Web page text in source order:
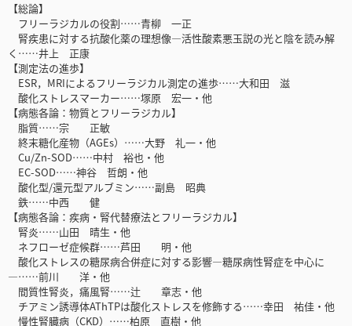
【総論】
フリーラジカルの役割……青柳 一正
腎疾患に対する抗酸化薬の理想像―活性酸素悪玉説の光と陰を読み解
く……井上 正康
【測定法の進歩】
ESR，MRIによるフリーラジカル測定の進歩……大和田 滋
酸化ストレスマーカー……塚原 宏一・他
【病態各論：物質とフリーラジカル】
脂質……宗 正敏
終末糖化産物（AGEs）……大野 礼一・他
Cu/Zn-SOD……中村 裕也・他
EC-SOD……神谷 哲朗・他
酸化型/還元型アルブミン……副島 昭典
鉄……中西 健
【病態各論：疾病・腎代替療法とフリーラジカル】
腎炎……山田 晴生・他
ネフローゼ症候群……芦田 明・他
酸化ストレスの糖尿病合併症に対する影響―糖尿病性腎症を中心に
―……前川 洋・他
間質性腎炎，痛風腎……辻 章志・他
チアミン誘導体AThTPは酸化ストレスを修飾する……幸田 祐佳・他
慢性腎臓病（CKD）……柏原 直樹・他